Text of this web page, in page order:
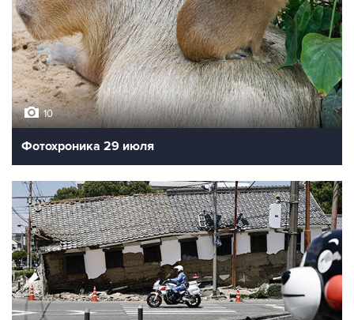
10
Фотохроника 29 июля